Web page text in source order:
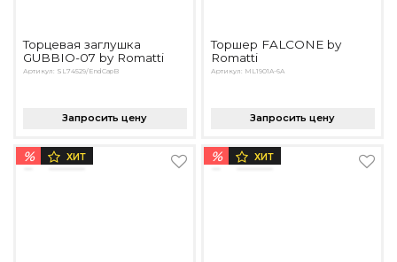
Торцевая заглушка
GUBBIO-07 by Romatti
Артикул: SL74529/EndCapB
Запросить цену
Торшер FALCONE by
Romatti
Артикул: ML1901A-6A
Запросить цену
% ХИТ % ХИТ